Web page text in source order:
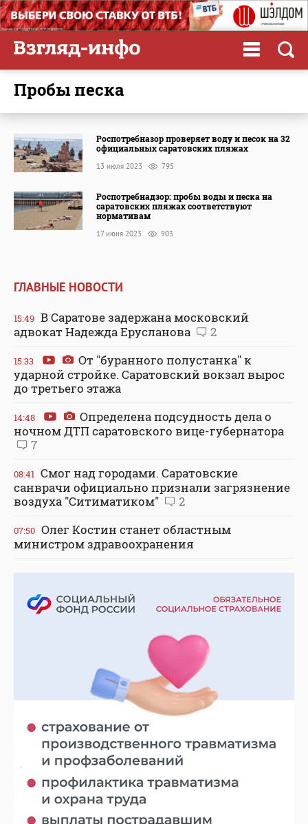
пробы песка
Роспотребназор проверяет воду и песок на 32
официальных саратовских пляжах
13 июля 2023 795
Роспотребнадзор: пробы воды и песка на
саратовских пляжах соответствуют
нормативам
17 июня 2023 903
ГЛАВНЫЕ НОВОСТИ
15:49 В Саратове задержана московский
адвокат Надежда Ерусланова
2
15:33
От "буранного полустанка" к
ударной стройке. Саратовский вокзал вырос
до третьего этажа
14:48
Определена подсудность дела о
ночном ДТП саратовского вице-губернатора
7
08:41 Смог над городами. Саратовские
санврачи официально признали загрязнение
воздуха "Ситиматиком"
2
07:50 Олег Костин станет областным
министром здравоохранения